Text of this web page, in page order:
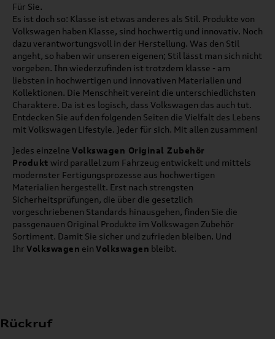
Für Sie.
Es ist doch so: Klasse ist etwas anderes als Stil. Produkte von
Volkswagen haben Klasse, sind hochwertig und innovativ. Noch
dazu verantwortungsvoll in der Herstellung. Was den Stil
angeht, so haben wir unseren eigenen; Stil lässt man sich nicht
vorgeben. Ihn wiederzufinden ist trotzdem klasse - am
liebsten in hochwertigen und innovativen Materialien und
Kollektionen. Die Menschheit vereint die unterschiedlichsten
Charaktere. Da ist es logisch, dass Volkswagen das auch tut.
Entdecken Sie auf den folgenden Seiten die Vielfalt des Lebens
mit Volkswagen Lifestyle. Jeder für sich. Mit allen zusammen!
Jedes einzelne Volkswagen Original Zubehör
Produkt wird parallel zum Fahrzeug entwickelt und mittels
modernster Fertigungsprozesse aus hochwertigen
Materialien hergestellt. Erst nach strengsten
Sicherheitsprüfungen, die über die gesetzlich
vorgeschriebenen Standards hinausgehen, finden Sie die
passgenauen Original Produkte im Volkswagen Zubehör
Sortiment. Damit Sie sicher und zufrieden bleiben. Und
Ihr Volkswagen ein Volkswagen bleibt.
Rückruf